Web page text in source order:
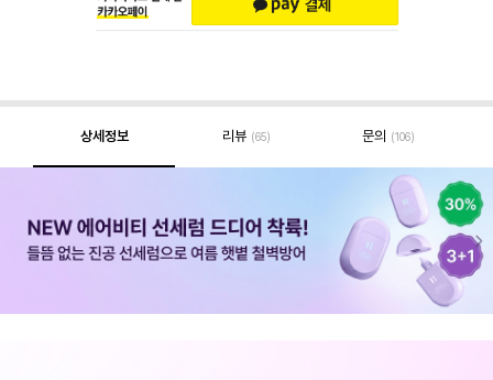
상세정보 리뷰 (65) 문의 (106)